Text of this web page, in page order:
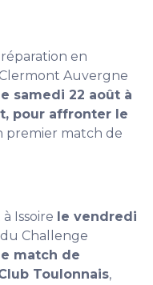
en
Auvergne
samedi 22 août à
pour affronter le
premier match de
Issoire le vendredi
Challenge
match de
Toulonnais,